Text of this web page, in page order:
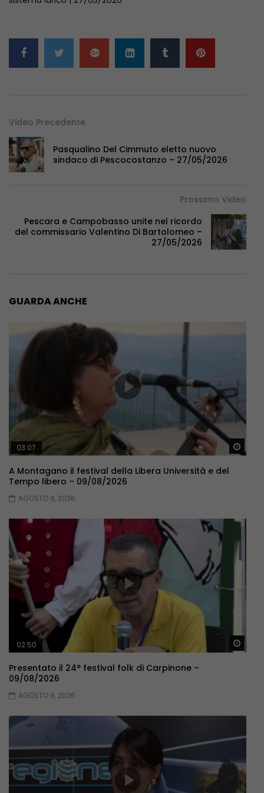
Video Precedente
Pasqualino Del Cimmuto eletto nuovo
sindaco di Pescocostanzo – 27/05/2026
Prossimo Video
Pescara e Campobasso unite nel ricordo
del commissario Valentino Di Bartolomeo –
27/05/2026
GUARDA ANCHE
03:07
A Montagano il festival della Libera Università e del
Tempo libero – 09/08/2026
AGOSTO 9, 2026
02:50
Presentato il 24° festival folk di Carpinone –
09/08/2026
AGOSTO 9, 2026